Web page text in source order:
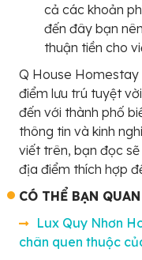
cả các khoản
đến đây bạn
thuận tiền cho
Q House
điểm lưu trú tuyệt
đến với thành phố
thông tin và kinh
viết trên, bạn đọc
địa điểm thích hợp
CÓ THỂ BẠN
Lux Quy Nhơn
chân quen thuộc